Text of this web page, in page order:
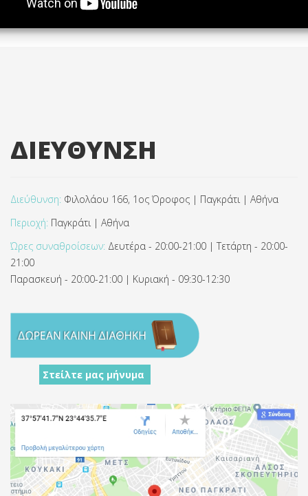
ΔΙΕΥΘΥΝΣΗ
Διεύθυνση: Φιλολάου 166, 1ος Όροφος | Παγκράτι | Αθήνα
Περιοχή: Παγκράτι | Αθήνα
Ώρες συναθροίσεων: Δευτέρα - 20:00-21:00 | Τετάρτη - 20:00-
21:00
Παρασκευή - 20:00-21:00 | Κυριακή - 09:30-12:30
Στείλτε μας μήνυμα